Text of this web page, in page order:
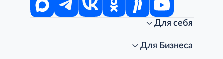
Для себя
Стань клиентом METRO
Для Бизнеса